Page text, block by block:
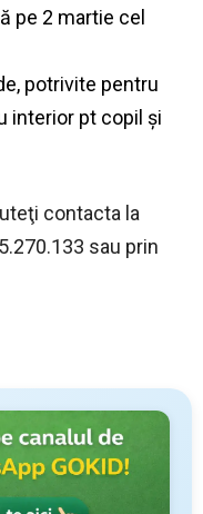
pe 2 martie cel
potrivite pentru
interior pt copil şi
contacta la
sau prin